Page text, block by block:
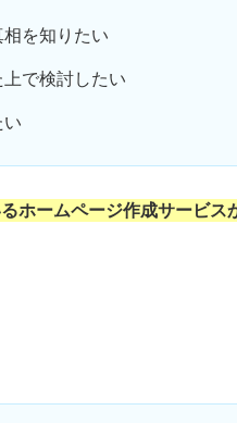
を知りたい
で検討したい
い
ホームページ作成サービス